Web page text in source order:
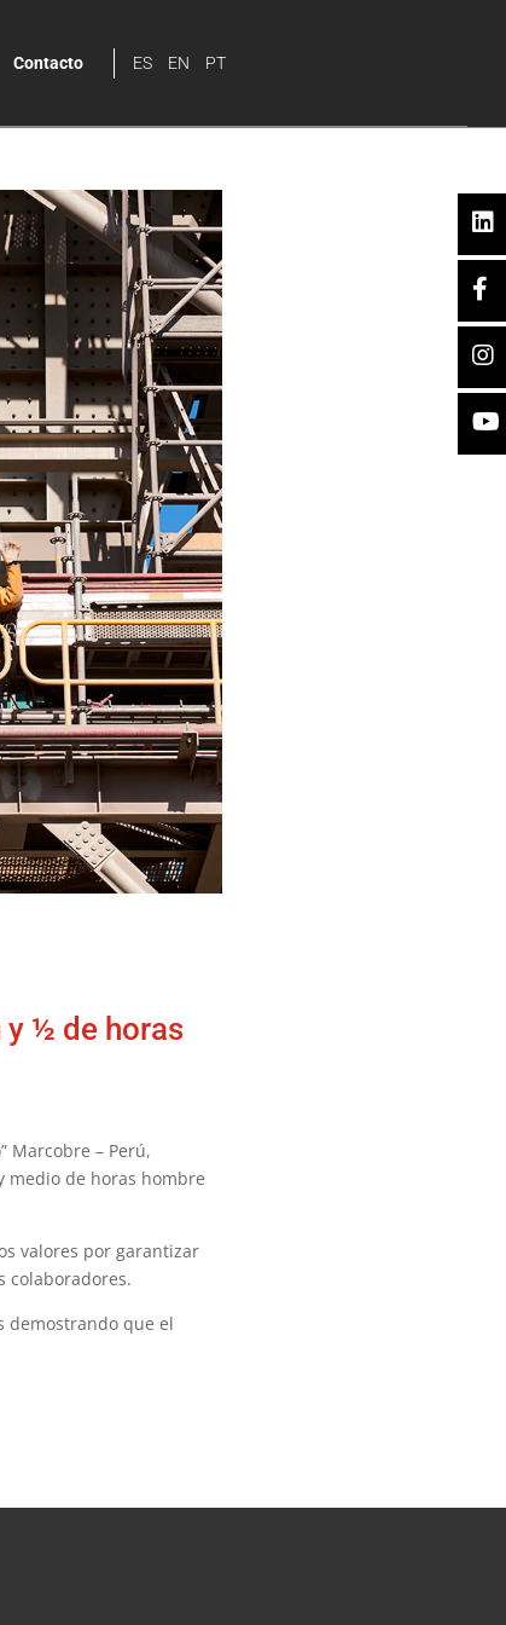
Contacto ES EN PT
½ de horas
Marcobre – Perú,
medio de horas hombre
valores por garantizar
colaboradores.
demostrando que el